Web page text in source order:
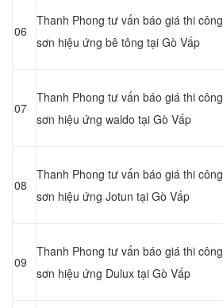
06
Thanh Phong tư vấn báo giá thi công
sơn hiệu ứng bê tông tại Gò Vấp
07
Thanh Phong tư vấn báo giá thi công
sơn hiệu ứng waldo tại Gò Vấp
08
Thanh Phong tư vấn báo giá thi công
sơn hiệu ứng Jotun tại Gò Vấp
09
Thanh Phong tư vấn báo giá thi công
sơn hiệu ứng Dulux tại Gò Vấp